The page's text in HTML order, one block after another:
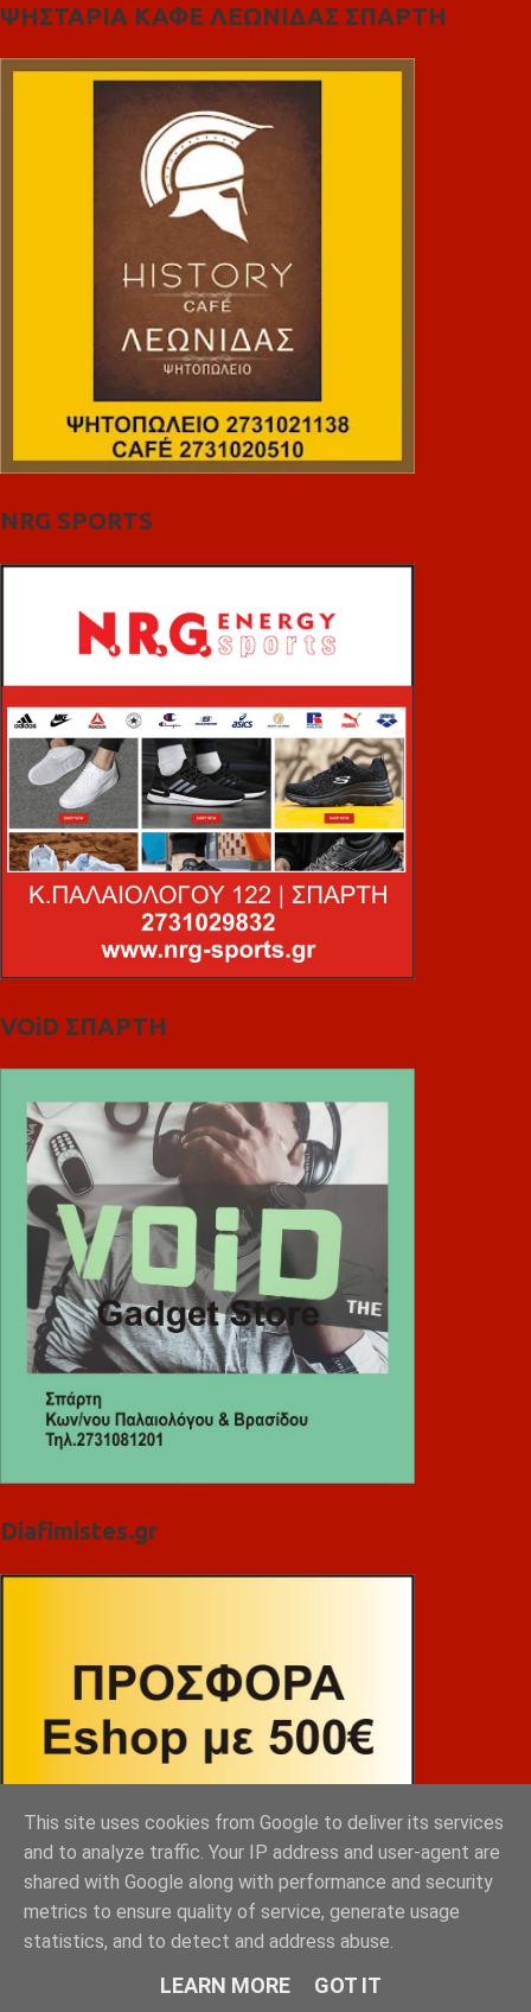
ΨΗΣΤΑΡΙΑ ΚΑΦΕ ΛΕΩΝΙΔΑΣ ΣΠΑΡΤΗ
NRG SPORTS
VOiD ΣΠΑΡΤΗ
Diafimistes.gr
This site uses cookies from Google to deliver its services
and to analyze traffic. Your IP address and user-agent are
shared with Google along with performance and security
metrics to ensure quality of service, generate usage
statistics, and to detect and address abuse.
LEARN MORE GOT IT